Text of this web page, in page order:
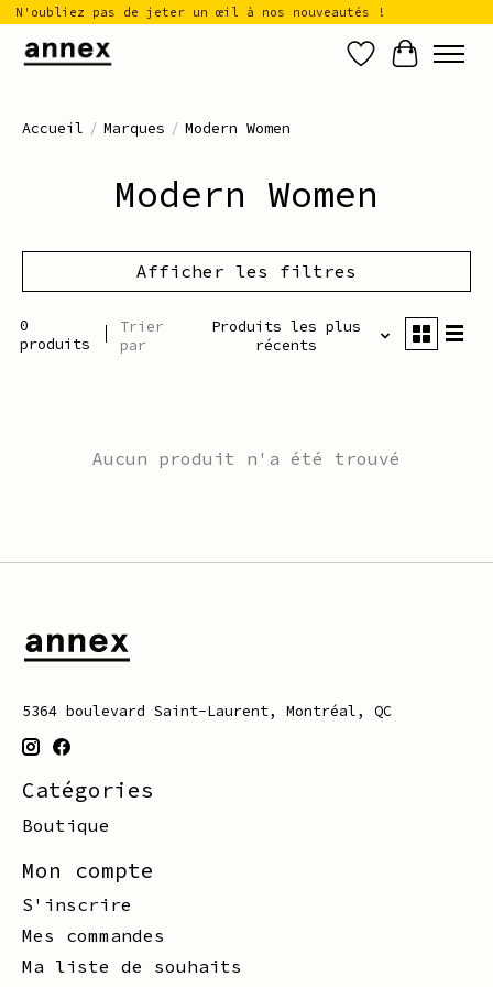
N'oubliez pas de jeter un œil à nos nouveautés !
Liste de
Panier
Accueil / Marques / Modern Women
Modern Women
Afficher les filtres
0
produits
Trier
par
Produits les plus
récents
Aucun produit n'a été trouvé
5364 boulevard Saint-Laurent, Montréal, QC
Catégories
Boutique
Mon compte
S'inscrire
Mes commandes
Ma liste de souhaits